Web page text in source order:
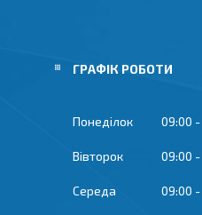
ГРАФІК РОБОТИ
Понеділок 09:00
Вівторок 09:00
Середа 09:00